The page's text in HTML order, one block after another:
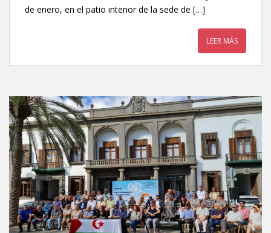
de enero, en el patio interior de la sede de […]
LEER MÁS